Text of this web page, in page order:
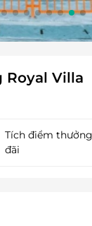
Royal Villa
Tích điểm
đãi